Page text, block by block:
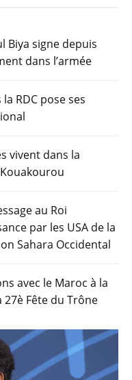
Biya signe depuis
dans l’armée
RDC pose ses
vivent dans la
au Roi
par les USA de la
Sahara Occidental
avec le Maroc à la
Fête du Trône